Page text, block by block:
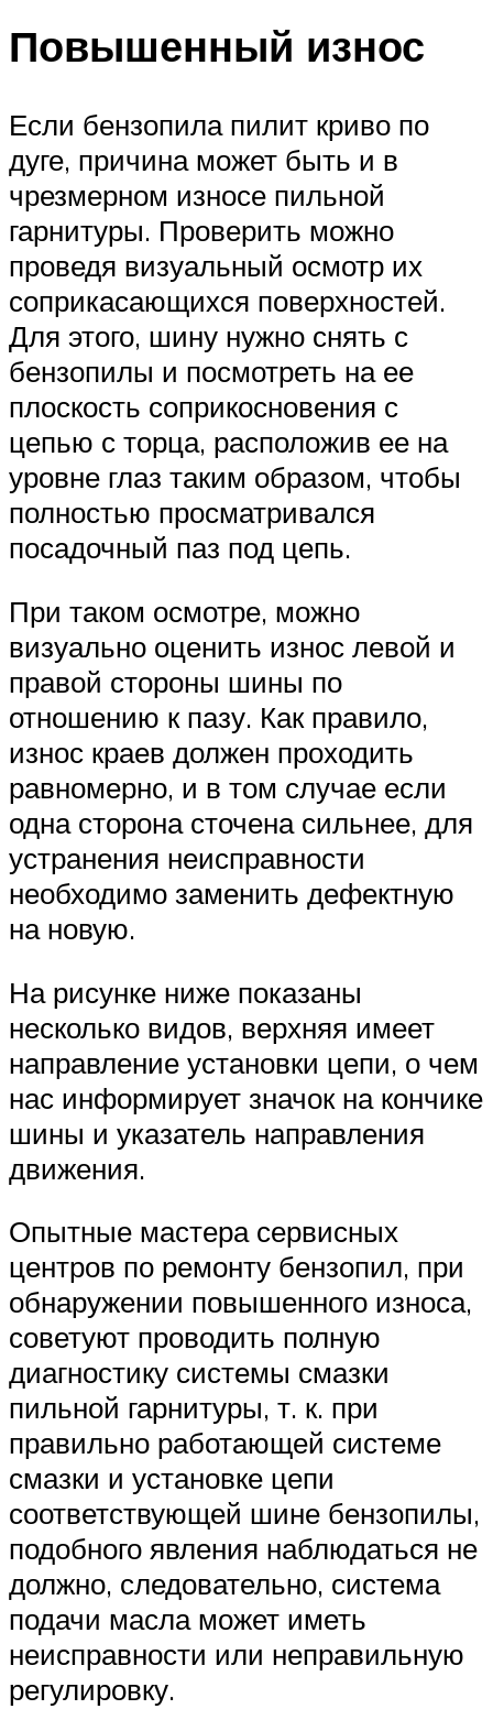
Повышенный износ
Если бензопила пилит криво по
дуге, причина может быть и в
чрезмерном износе пильной
гарнитуры. Проверить можно
проведя визуальный осмотр их
соприкасающихся поверхностей.
Для этого, шину нужно снять с
бензопилы и посмотреть на ее
плоскость соприкосновения с
цепью с торца, расположив ее на
уровне глаз таким образом, чтобы
полностью просматривался
посадочный паз под цепь.
При таком осмотре, можно
визуально оценить износ левой и
правой стороны шины по
отношению к пазу. Как правило,
износ краев должен проходить
равномерно, и в том случае если
одна сторона сточена сильнее, для
устранения неисправности
необходимо заменить дефектную
на новую.
На рисунке ниже показаны
несколько видов, верхняя имеет
направление установки цепи, о чем
нас информирует значок на кончике
шины и указатель направления
движения.
Опытные мастера сервисных
центров по ремонту бензопил, при
обнаружении повышенного износа,
советуют проводить полную
диагностику системы смазки
пильной гарнитуры, т. к. при
правильно работающей системе
смазки и установке цепи
соответствующей шине бензопилы,
подобного явления наблюдаться не
должно, следовательно, система
подачи масла может иметь
неисправности или неправильную
регулировку.